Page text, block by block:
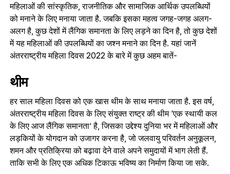
महिलाओं की सांस्कृतिक, राजनीतिक और सामाजिक आर्थिक उपलब्धियों
को मनाने के लिए मनाया जाता है. जबकि इसका महत्व जगह-जगह अलग-
अलग है, कुछ देशों में लैंगिक समानता के लिए लड़ने का दिन है, तो कुछ देशों
में यह महिलाओं की उपलब्धियों का जश्न मनाने का दिन है. यहां जानें
अंतरराष्ट्रीय महिला दिवस 2022 के बारे में कुछ अहम बातें-
थीम
हर साल महिला दिवस को एक खास थीम के साथ मनाया जाता है. इस वर्ष,
अंतरराष्ट्रीय महिला दिवस के लिए संयुक्त राष्ट्र की थीम ‘एक स्थायी कल
के लिए आज लैंगिक समानता’ है, जिसका उद्देश्य दुनिया भर में महिलाओं और
लड़कियों के योगदान को उजागर करना है, जो जलवायु परिवर्तन अनुकूलन,
शमन और प्रतिक्रिया को बढ़ावा देने वाले अपने समुदायों में भाग लेती हैं.
ताकि सभी के लिए एक अधिक टिकाऊ भविष्य का निर्माण किया जा सके.